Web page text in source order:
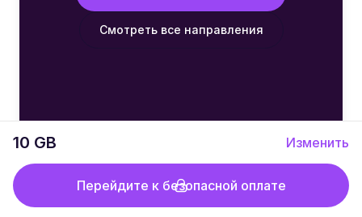
10 GB Изменить
Перейдите к безопасной оплате
Смотреть все направления